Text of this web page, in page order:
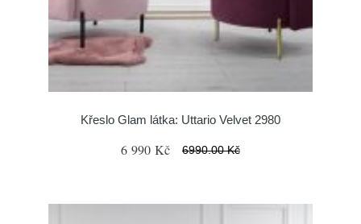
Křeslo Glam látka: Uttario Velvet 2980
6 990 Kč 6990.00 Kč